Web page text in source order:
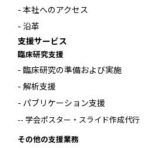
- 本社へのアクセス
- 沿革
支援サービス
臨床研究支援
- 臨床研究の準備および実施
- 解析支援
- パブリケーション支援
-- 学会ポスター・スライド作成代行
その他の支援業務